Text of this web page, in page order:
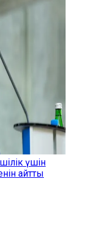
үшін
айтты